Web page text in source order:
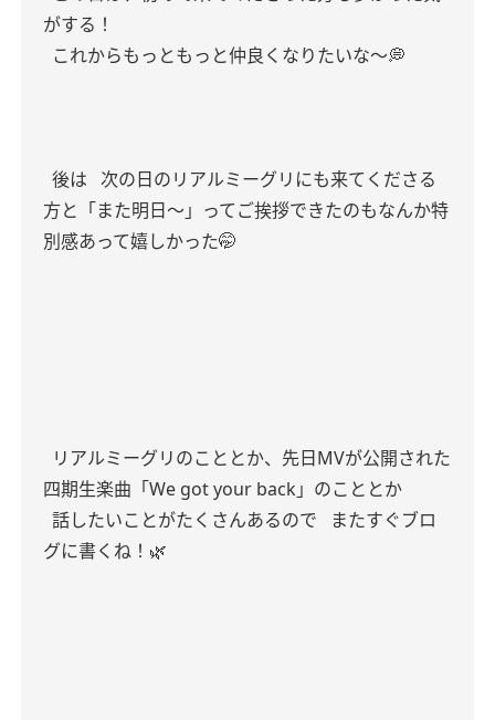
がする！
これからもっともっと仲良くなりたいな〜💭
後は 次の日のリアルミーグリにも来てくださる
方と「また明日〜」ってご挨拶できたのもなんか特
別感あって嬉しかった🤭
リアルミーグリのこととか、先日MVが公開された
四期生楽曲「We got your back」のこととか
話したいことがたくさんあるので
またすぐブロ
グに書くね！🌿